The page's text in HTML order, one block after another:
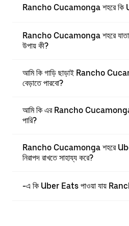
Rancho Cucamonga শহরে কি
Rancho Cucamonga শহরে
উপায় কী?
আমি কি গাড়ি ছাড়াই Rancho
বেড়াতে পারবো?
আমি কি এর Rancho Cucamonga
পারি?
Rancho Cucamonga শহরে Uber
নিরাপদ রাখতে সাহায্য করে?
-এ কি Uber Eats পাওয়া যায়